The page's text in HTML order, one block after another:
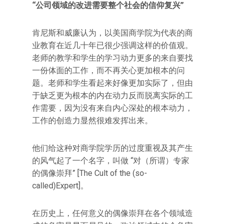
“公司领域的改进需要整个社会的信仰复兴”
肯尼斯和威廉认为，以美国商学院为代表的商
业教育在近几十年已很少强调这样的价值观。
老师的教学和学生的学习动力更多的来自要找
一份体面的工作，而不再关心更加根本的问
题。老师和学生看起来好像更加实际了，但由
于缺乏更为根本的内在动力反而脱离实际的工
作需要，因为没有来自内心深处的根本动力，
工作的创造力显然很难发挥出来。
他们给这种对商学院学历的过度重视及其产生
的风气起了一个名字，叫做 “对（所谓）专家
的偶像崇拜” [The Cult of the (so-
called)Expert]。
在历史上，任何意义的偶像崇拜在各个领域造